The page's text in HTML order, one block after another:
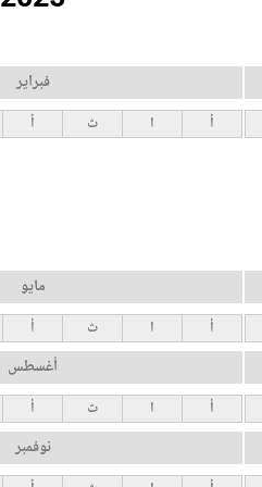
فبراير
أ ا ث أ
مايو
أ ا ث أ
أغسطس
أ ا ث أ
نوفمبر